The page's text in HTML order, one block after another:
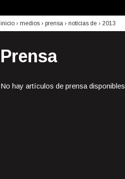
inicio › medios › prensa › noticias de › 2013
Prensa
No hay artículos de prensa disponibles